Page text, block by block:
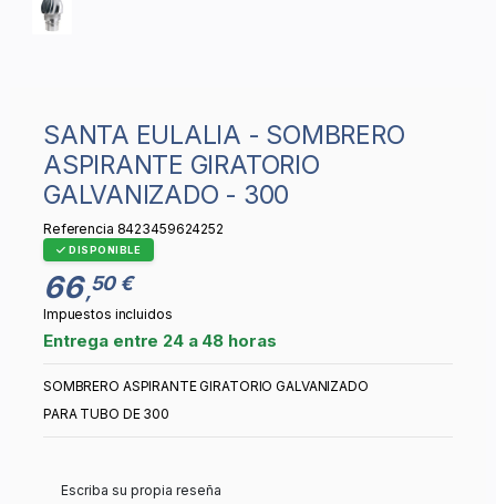
SANTA EULALIA - SOMBRERO
ASPIRANTE GIRATORIO
GALVANIZADO - 300
Referencia 8423459624252
DISPONIBLE
66 ,50 €
Impuestos incluidos
Entrega entre 24 a 48 horas
SOMBRERO ASPIRANTE GIRATORIO GALVANIZADO
PARA TUBO DE 300
Escriba su propia reseña